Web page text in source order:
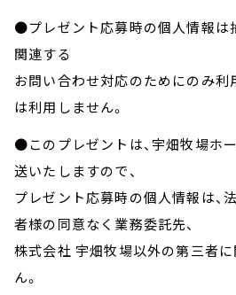
●プレゼント応募時の個人情報は
関連する
お問い合わせ対応のためにのみ利
は利用しません。
●このプレゼントは、宇畑牧場ホ
送いたしますので、
プレゼント応募時の個人情報は、
者様の同意なく業務委託先、
株式会社 宇畑牧場以外の第三者に
ん。